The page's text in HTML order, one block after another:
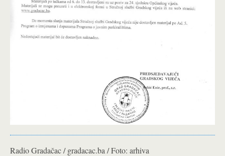
Radio Gradačac / gradacac.ba / Foto: arhiva